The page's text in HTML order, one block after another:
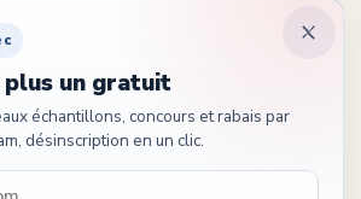
plus un gratuit
échantillons, concours et rabais par
désinscription en un clic.